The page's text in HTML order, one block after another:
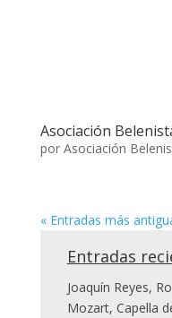
Asociación
por Asociación
« Entradas más
Entradas
Joaquín Reyes,
Mozart, Capella